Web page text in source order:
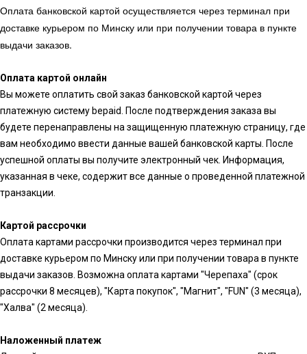
Оплата банковской картой осуществляется через терминал при
доставке курьером по Минску или при получении товара в пункте
выдачи заказов.
Оплата картой онлайн
Вы можете оплатить свой заказ банковской картой через
платежную систему bepaid. После подтверждения заказа вы
будете перенаправлены на защищенную платежную страницу, где
вам необходимо ввести данные вашей банковской карты. После
успешной оплаты вы получите электронный чек. Информация,
указанная в чеке, содержит все данные о проведенной платежной
транзакции.
Картой рассрочки
Оплата картами рассрочки производится через терминал при
доставке курьером по Минску или при получении товара в пункте
выдачи заказов. Возможна оплата картами "Черепаха" (срок
рассрочки 8 месяцев), "Карта покупок", "Магнит", "FUN" (3 месяца),
"Халва" (2 месяца).
Наложенный платеж